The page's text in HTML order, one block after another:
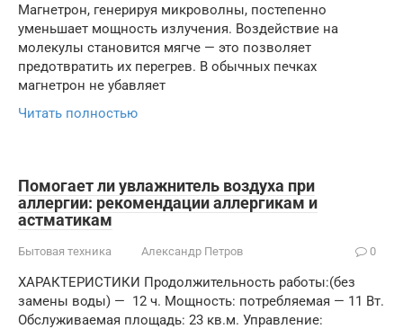
Магнетрон, генерируя микроволны, постепенно
уменьшает мощность излучения. Воздействие на
молекулы становится мягче — это позволяет
предотвратить их перегрев. В обычных печках
магнетрон не убавляет
Читать полностью
Помогает ли увлажнитель воздуха при
аллергии: рекомендации аллергикам и
астматикам
Бытовая техника Александр Петров 0
ХАРАКТЕРИСТИКИ Продолжительность работы:(без
замены воды) — 12 ч. Мощность: потребляемая — 11 Вт.
Обслуживаемая площадь: 23 кв.м. Управление: